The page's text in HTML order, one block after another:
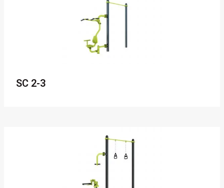
SC 2-3